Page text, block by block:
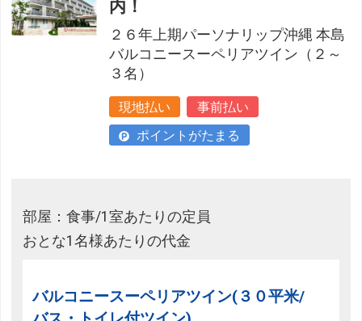
内！
２６年上期パーソナリップ沖縄 本島
バルコニースーペリアツイン（２～
３名）
現地払い
事前払い
ポイントがたまる
部屋：食事/1室あたりの定員
おとな1名様あたりの代金
バルコニースーペリアツイン(３０平米/